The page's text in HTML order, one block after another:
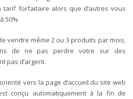
forfaitaire alors que d’autres vous
50%.
vendre même 2 ou 3 produits par mois,
de ne pas perdre votre sur des
pas d’argent.
orienté vers la page d’accueil du site web
conçu automatiquement à la fin de